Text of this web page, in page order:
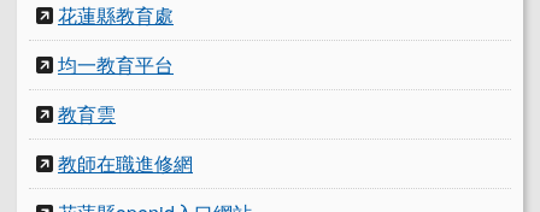
花蓮縣教育處
均一教育平台
教育雲
教師在職進修網